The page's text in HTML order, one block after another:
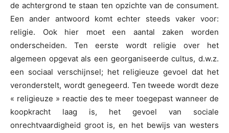
de achtergrond te staan ten opzichte van de consument.
Een ander antwoord komt echter steeds vaker voor:
religie. Ook hier moet een aantal zaken worden
onderscheiden. Ten eerste wordt religie over het
algemeen opgevat als een georganiseerde cultus, d.w.z.
een sociaal verschijnsel; het religieuze gevoel dat het
veronderstelt, wordt genegeerd. Ten tweede wordt deze
« religieuze » reactie des te meer toegepast wanneer de
koopkracht laag is, het gevoel van sociale
onrechtvaardigheid groot is, en het bewijs van westers